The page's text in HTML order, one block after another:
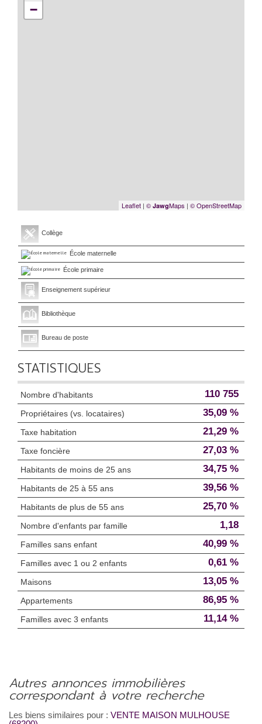
−
Leaflet | © JawgMaps | © OpenStreetMap
Collège
École maternelle
École primaire
Enseignement supérieur
Bibliothèque
Bureau de poste
STATISTIQUES
Nombre d'habitants 110 755
Propriétaires (vs. locataires) 35,09 %
Taxe habitation 21,29 %
Taxe foncière 27,03 %
Habitants de moins de 25 ans 34,75 %
Habitants de 25 à 55 ans 39,56 %
Habitants de plus de 55 ans 25,70 %
Nombre d'enfants par famille 1,18
Familles sans enfant 40,99 %
Familles avec 1 ou 2 enfants 0,61 %
Maisons 13,05 %
Appartements 86,95 %
Familles avec 3 enfants 11,14 %
autres annonces immobilières
correspondant à votre recherche
Les biens similaires pour : VENTE MAISON MULHOUSE